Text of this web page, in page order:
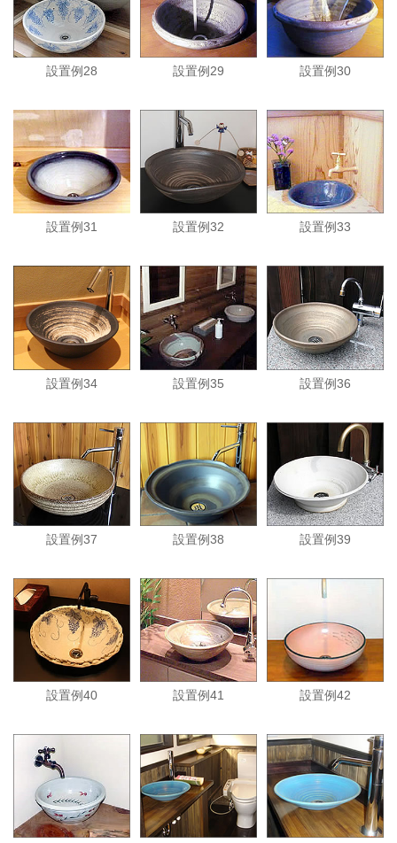
設置例28 設置例29 設置例30
設置例31 設置例32 設置例33
設置例34 設置例35 設置例36
設置例37 設置例38 設置例39
設置例40 設置例41 設置例42